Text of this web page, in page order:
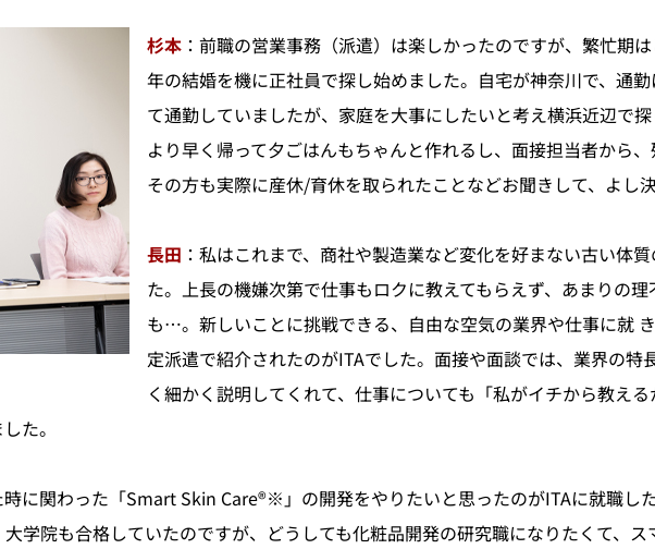
杉本 ：前職の営業事務（派遣）は楽しかったのですが、繁忙期
年の結婚を機に正社員で探し始めました。自宅が神奈川で、通
て通勤していましたが、家庭を大事にしたいと考え横浜近辺で
より早く帰って夕ごはんもちゃんと作れるし、面接担当者から、
その方も実際に産休/育休を取られたことなどお聞きして、よし
長田 ：私はこれまで、商社や製造業など変化を好まない古い体
た。上長の機嫌次第で仕事もロクに教えてもらえず、あまりの
も…。新しいことに挑戦できる、自由な空気の業界や仕事に就
定派遣で紹介されたのがITAでした。面接や面談では、業界の特
く細かく説明してくれて、仕事についても「私がイチから教え
た。
に関わった「Smart Skin Care®※」の開発をやりたいと思ったのがITAに就職し
学院も合格していたのですが、どうしても化粧品開発の研究職になりたくて、ス